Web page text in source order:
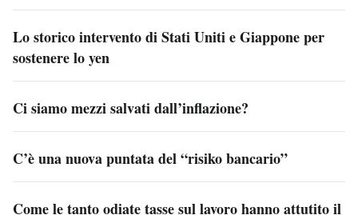
Lo storico intervento di Stati Uniti e Giappone per
sostenere lo yen
Ci siamo mezzi salvati dall’inflazione?
C’è una nuova puntata del “risiko bancario”
Come le tanto odiate tasse sul lavoro hanno attutito il